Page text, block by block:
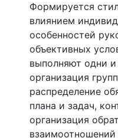
Формируется
влиянием
особенностей
объективных
выполняют одни
организация
распределение
плана и задач,
организация